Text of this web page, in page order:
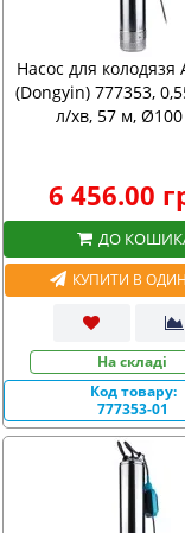
Насос для колодязя
(Dongyin) 777353,
л/хв, 57 м,
6 456.00
ДО
КУПИТИ В ОДИН
На складі
Код товару:
777353-01